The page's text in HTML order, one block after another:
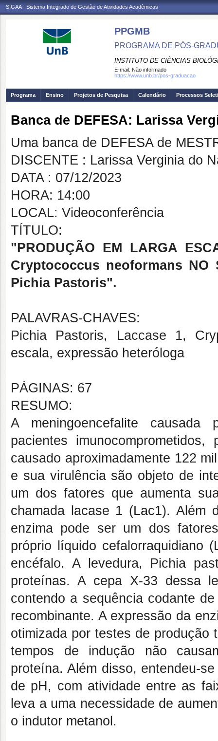
SIGAA - Sistema Integrado de Gestão de Atividades Acadêmicas
PPGMB
PROGRAMA DE PÓS-
INSTITUTO DE CIÊNCIAS
E-mail: Não informado
https://www.unb.br/pos-graduacao
Programa Ensino Projetos de Pesquisa Calendário Processos
Banca de DEFESA: Larissa
Uma banca de DEFESA de
DISCENTE : Larissa Verginia do
DATA : 07/12/2023
HORA: 14:00
LOCAL: Videoconferência
TÍTULO:
"PRODUÇÃO EM LARGA
Cryptococcus neoformans NO
Pichia Pastoris".
PALAVRAS-CHAVES:
Pichia Pastoris, Laccase 1,
escala, expressão heteróloga
PÁGINAS: 67
RESUMO:
A meningoencefalite causada
pacientes
causado aproximadamente 122
e sua virulência são objeto de
um dos fatores que aumenta
chamada lacase 1 (Lac1). Além
enzima pode ser um dos
próprio líquido cefalorraquidiano
encéfalo. A levedura, Pichia
proteínas. A cepa X-33 dessa
contendo a sequência codante
recombinante. A expressão da
otimizada por testes de
tempos de indução não
proteína. Além disso, entendeu-
de pH, com atividade entre as
leva a uma necessidade de
o indutor metanol.